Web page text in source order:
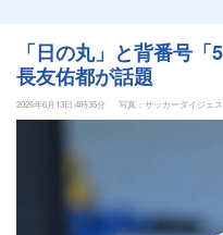
「日の丸」と背番号
長友佑都が話題
2026年6月13日 4時35分 写真：サッカーダイジェ